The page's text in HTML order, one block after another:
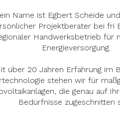
Name ist Egbert Scheide
Projektberater bei fri
Handwerksbetrieb für
Energieversorgung.
über 20 Jahren Erfahrung im
stehen wir für
die genau auf
Bedürfnisse zugeschnitten